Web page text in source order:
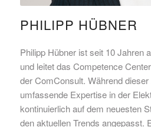
PHILIPP HÜBNER
Philipp Hübner ist seit 10 Jahren
und leitet das Competence
der ComConsult. Während
umfassende Expertise in der
kontinuierlich auf dem neuesten
den aktuellen Trends angepasst.